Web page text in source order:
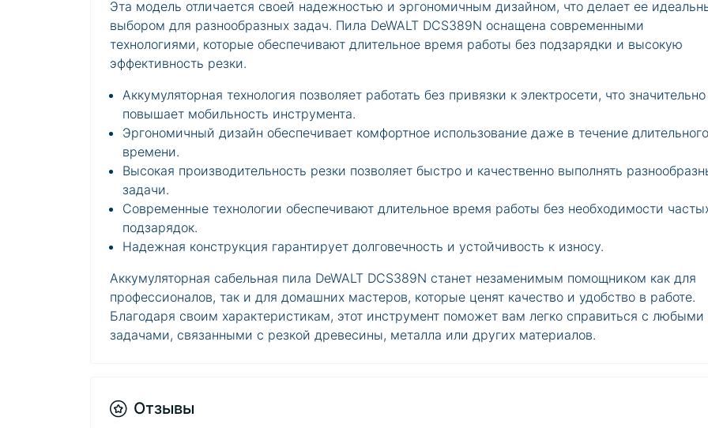
Эта модель отличается своей надежностью и эргономичным дизайном, что делает ее
выбором для разнообразных задач. Пила DeWALT DCS389N оснащена современными
технологиями, которые обеспечивают длительное время работы без подзарядки и высокую
эффективность резки.
Аккумуляторная технология позволяет работать без привязки к электросети, что значительно
повышает мобильность инструмента.
Эргономичный дизайн обеспечивает комфортное использование даже в течение длительного
времени.
Высокая производительность резки позволяет быстро и качественно выполнять
задачи.
Современные технологии обеспечивают длительное время работы без необходимости
подзарядок.
Надежная конструкция гарантирует долговечность и устойчивость к износу.
Аккумуляторная сабельная пила DeWALT DCS389N станет незаменимым помощником как для
профессионалов, так и для домашних мастеров, которые ценят качество и удобство в работе.
Благодаря своим характеристикам, этот инструмент поможет вам легко справиться с любыми
задачами, связанными с резкой древесины, металла или других материалов.
Отзывы